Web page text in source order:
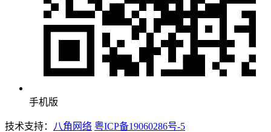
手机版
技术支持： 八角网络 粤ICP备19060286号-5